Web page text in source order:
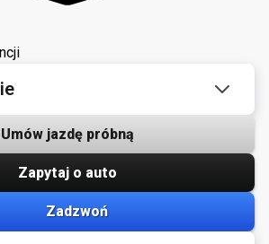
Umów jazdę próbną
Zapytaj o auto
Zadzwoń